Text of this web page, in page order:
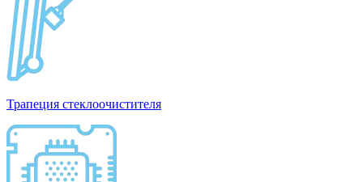
Трапеция стеклоочистителя